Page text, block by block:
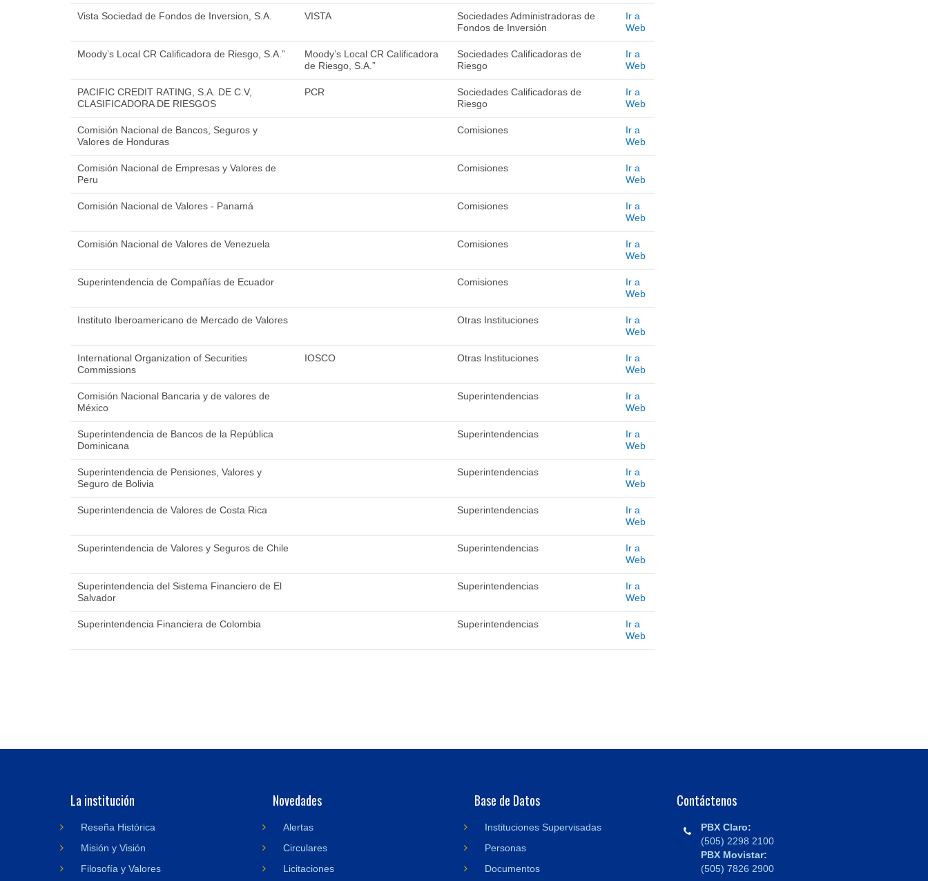
Vista Sociedad de Fondos de Inversion, S.A. VISTA
Sociedades Administradoras de
Fondos de Inversión
Ir a
Web
Moody’s Local CR Calificadora de Riesgo, S.A.”
Moody’s Local CR Calificadora
de Riesgo, S.A.”
Sociedades Calificadoras de
Riesgo
Ir a
Web
PACIFIC CREDIT RATING, S.A. DE C.V,
CLASIFICADORA DE RIESGOS
PCR
Sociedades Calificadoras de
Riesgo
Ir a
Web
Comisión Nacional de Bancos, Seguros y
Valores de Honduras
Comisiones
Ir a
Web
Comisión Nacional de Empresas y Valores de
Peru
Comisiones
Ir a
Web
Comisión Nacional de Valores - Panamá Comisiones
Ir a
Web
Comisión Nacional de Valores de Venezuela Comisiones
Ir a
Web
Superintendencia de Compañías de Ecuador Comisiones
Ir a
Web
Instituto Iberoamericano de Mercado de Valores Otras Instituciones
Ir a
Web
International Organization of Securities
Commissions
IOSCO Otras Instituciones
Ir a
Web
Comisión Nacional Bancaria y de valores de
México
Superintendencias
Ir a
Web
Superintendencia de Bancos de la República
Dominicana
Superintendencias
Ir a
Web
Superintendencia de Pensiones, Valores y
Seguro de Bolivia
Superintendencias
Ir a
Web
Superintendencia de Valores de Costa Rica Superintendencias
Ir a
Web
Superintendencia de Valores y Seguros de Chile Superintendencias
Ir a
Web
Superintendencia del Sistema Financiero de El
Salvador
Superintendencias
Ir a
Web
Superintendencia Financiera de Colombia Superintendencias
Ir a
Web
La institución
Reseña Histórica
Misión y Visión
Filosofía y Valores
Novedades
Alertas
Circulares
Licitaciones
Base de Datos
Instituciones Supervisadas
Personas
Documentos
Contáctenos
PBX Claro:
(505) 2298 2100
PBX Movistar:
(505) 7826 2900